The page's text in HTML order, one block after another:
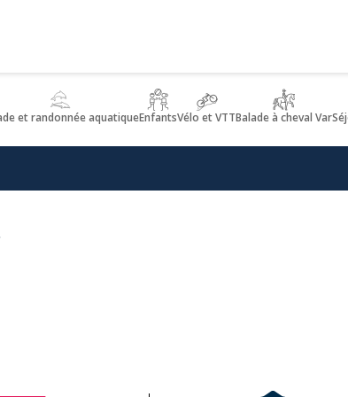
et randonnée aquatiqueEnfantsVélo et VTTBalade à cheval Var